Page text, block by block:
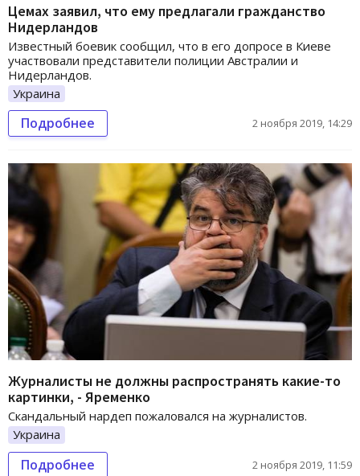
Цемах заявил, что ему предлагали гражданство
Нидерландов
Известный боевик сообщил, что в его допросе в Киеве
участвовали представители полиции Австралии и
Нидерландов.
Украина
Подробнее 2 ноября 2019, 14:29
Журналисты не должны распространять какие-то
картинки, - Яременко
Скандальный нардеп пожаловался на журналистов.
Украина
Подробнее 2 ноября 2019, 11:59